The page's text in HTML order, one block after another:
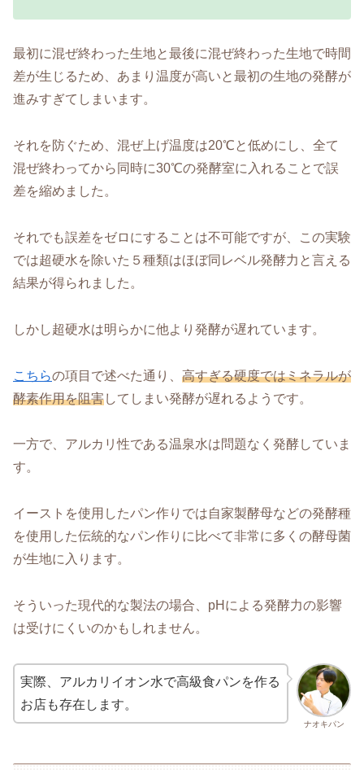
最初に混ぜ終わった生地と最後に混ぜ終わった生地で時間
差が生じるため、あまり温度が高いと最初の生地の発酵が
進みすぎてしまいます。
それを防ぐため、混ぜ上げ温度は20℃と低めにし、全て
混ぜ終わってから同時に30℃の発酵室に入れることで誤
差を縮めました。
それでも誤差をゼロにすることは不可能ですが、この実験
では超硬水を除いた５種類はほぼ同レベル発酵力と言える
結果が得られました。
しかし超硬水は明らかに他より発酵が遅れています。
こちらの項目で述べた通り、 高すぎる硬度ではミネラルが
酵素作用を阻害してしまい発酵が遅れるようです。
一方で、アルカリ性である温泉水は問題なく発酵していま
す。
イーストを使用したパン作りでは自家製酵母などの発酵種
を使用した伝統的なパン作りに比べて非常に多くの酵母菌
が生地に入ります。
そういった現代的な製法の場合、pHによる発酵力の影響
は受けにくいのかもしれません。
ナオキパン
実際、アルカリイオン水で高級食パンを作る
お店も存在します。